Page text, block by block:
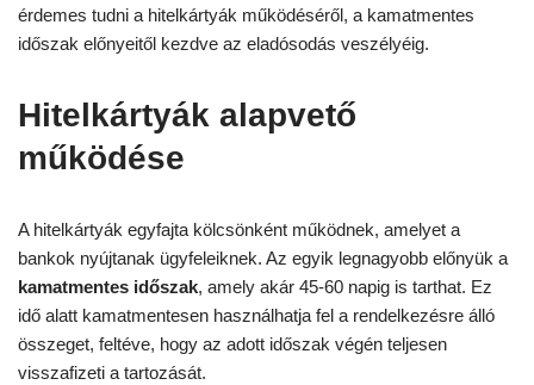
érdemes tudni a hitelkártyák működéséről, a kamatmentes
időszak előnyeitől kezdve az eladósodás veszélyéig.
Hitelkártyák alapvető
működése
A hitelkártyák egyfajta kölcsönként működnek, amelyet a
bankok nyújtanak ügyfeleiknek. Az egyik legnagyobb előnyük a
kamatmentes időszak, amely akár 45-60 napig is tarthat. Ez
idő alatt kamatmentesen használhatja fel a rendelkezésre álló
összeget, feltéve, hogy az adott időszak végén teljesen
visszafizeti a tartozását.